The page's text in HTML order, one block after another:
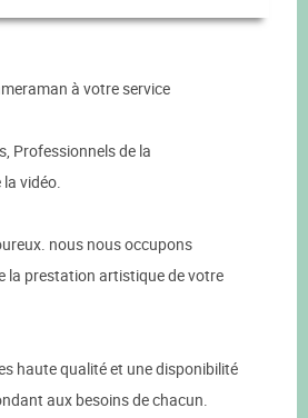
à votre service
Professionnels de la
vidéo.
nous nous occupons
la prestation artistique de votre
haute qualité et une disponibilité
aux besoins de chacun.